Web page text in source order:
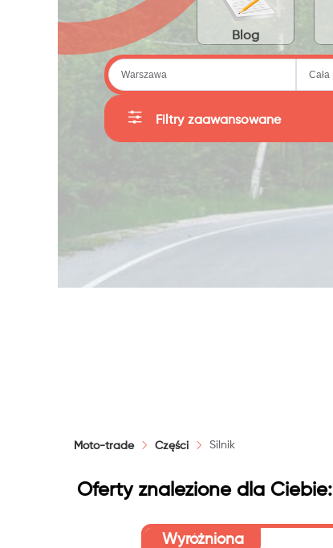
Blog
Filtry zaawansowane
Moto-trade Części Silnik
Oferty znalezione dla Ciebie:
Wyróżniona